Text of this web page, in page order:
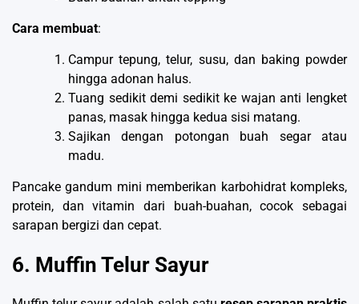
Cara membuat:
Campur tepung, telur, susu, dan baking powder
hingga adonan halus.
Tuang sedikit demi sedikit ke wajan anti lengket
panas, masak hingga kedua sisi matang.
Sajikan dengan potongan buah segar atau
madu.
Pancake gandum mini memberikan karbohidrat kompleks,
protein, dan vitamin dari buah-buahan, cocok sebagai
sarapan bergizi dan cepat.
6. Muffin Telur Sayur